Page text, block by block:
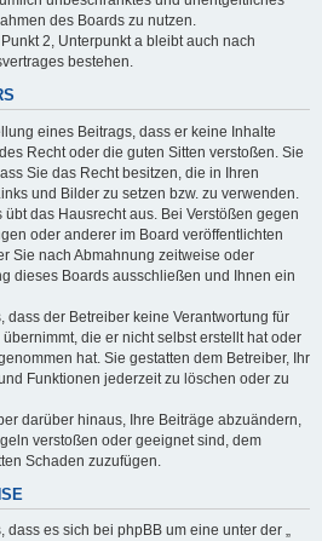
des Boards zu nutzen.
2, Unterpunkt a bleibt auch nach
bestehen.
eines Beitrags, dass er keine Inhalte
Recht oder die guten Sitten verstoßen. Sie
Sie das Recht besitzen, die in Ihren
und Bilder zu setzen bzw. zu verwenden.
das Hausrecht aus. Bei Verstößen gegen
oder anderer im Board veröffentlichten
Sie nach Abmahnung zeitweise oder
dieses Boards ausschließen und Ihnen ein
dass der Betreiber keine Verantwortung für
die er nicht selbst erstellt hat oder
hat. Sie gestatten dem Betreiber, Ihr
Funktionen jederzeit zu löschen oder zu
darüber hinaus, Ihre Beiträge abzuändern,
verstoßen oder geeignet sind, dem
Schaden zuzufügen.
dass es sich bei phpBB um eine unter der „